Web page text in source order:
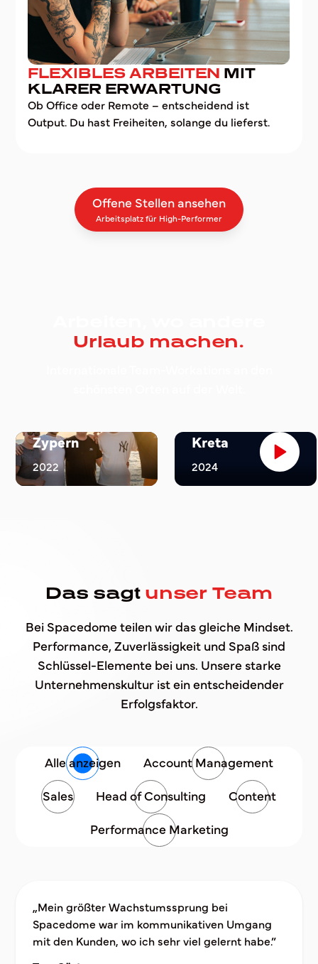
FLEXIBLES ARBEITEN MIT
KLARER ERWARTUNG
Ob Office oder Remote – entscheidend ist
Output. Du hast Freiheiten, solange du lieferst.
Offene Stellen ansehen
Arbeitsplatz für High-Performer
Urlaub machen.
Zypern
2022
Kreta
2024
Das sagt unser Team
Bei Spacedome teilen wir das gleiche Mindset.
Performance, Zuverlässigkeit und Spaß sind
Schlüssel-Elemente bei uns. Unsere starke
Unternehmenskultur ist ein entscheidender
Erfolgsfaktor.
Alle anzeigen
Account Management
Sales
Head of Consulting
Content
Performance Marketing
„Mein größter Wachstumssprung bei
Spacedome war im kommunikativen Umgang
mit den Kunden, wo ich sehr viel gelernt habe.”